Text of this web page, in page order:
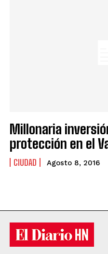
Millonaria
protección en el
CIUDAD Agosto 8, 2016